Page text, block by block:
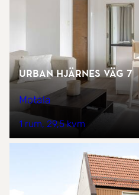
Urban Hjärnes väg 7
Motala
1 rum 29,5 kvm